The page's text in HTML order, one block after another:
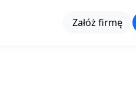
Załóż firmę